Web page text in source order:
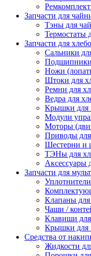
Запчасти для
Тэны для
Термостаты
Запчасти для
Сальники
Подшипники
Ножи
Штоки для
Ремни для
Ведра для
Крышки для
Модули
Моторы
Приводы
Шестерни и
ТЭНы для
Аксессуары
Запчасти для
Клапаны для
Чаши /
Клавиши для
Крышки для
Средства от
Жидкости